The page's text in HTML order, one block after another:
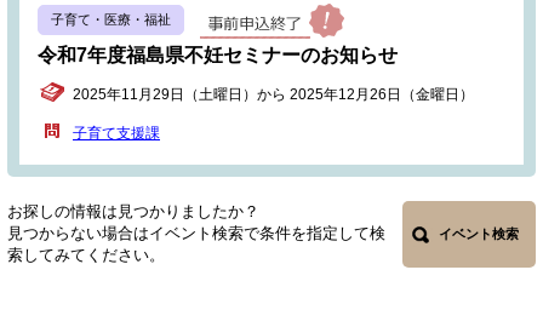
子育て・医療・福祉
令和7年度福島県不妊セミナーのお知らせ
2025年11月29日（土曜日）から 2025年12月26日（金曜日）
子育て支援課
お探しの情報は見つかりましたか？
見つからない場合はイベント検索で条件を指定して検
索してみてください。
イベント検索